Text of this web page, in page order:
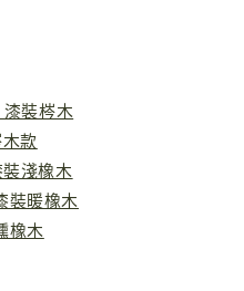
裝梣木
款
淺橡木
裝暖橡木
橡木